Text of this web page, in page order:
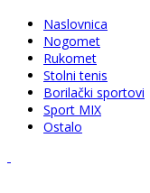
Naslovnica
Nogomet
Rukomet
Stolni tenis
Borilački sportovi
Sport MIX
Ostalo